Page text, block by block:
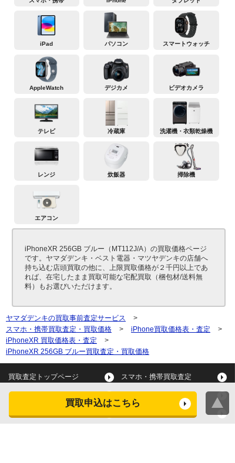
買取申込はこちら
iPad パソコン スマートウォッチ
AppleWatch デジカメ ビデオカメラ
テレビ 冷蔵庫 洗濯機・衣類乾燥機
レンジ 炊飯器 掃除機
エアコン
iPhoneXR 256GB ブルー（MT112J/A）の買取価格ページ
です。ヤマダデンキ・ベスト電器・マツヤデンキの店舗へ
持ち込む店頭買取の他に、上限買取価格が２千円以上であ
れば、在宅したまま買取可能な宅配買取（梱包材/送料無
料）もお選びいただけます。
ヤマダデンキの買取事前査定サービス
>
スマホ・携帯買取査定・買取価格
> iPhone買取価格表・査定
>
iPhoneXR 買取価格表・査定
>
iPhoneXR 256GB ブルー買取査定・買取価格
買取査定トップページ スマホ・携帯買取査定
タブレット買取査定
スマートウォッチ買取査定